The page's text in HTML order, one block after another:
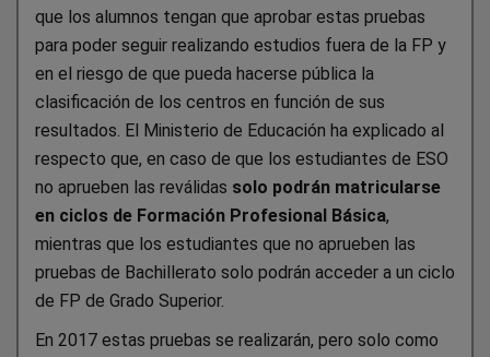
que los alumnos tengan que aprobar estas pruebas
para poder seguir realizando estudios fuera de la FP y
en el riesgo de que pueda hacerse pública la
clasificación de los centros en función de sus
resultados. El Ministerio de Educación ha explicado al
respecto que, en caso de que los estudiantes de ESO
no aprueben las reválidas solo podrán matricularse
en ciclos de Formación Profesional Básica,
mientras que los estudiantes que no aprueben las
pruebas de Bachillerato solo podrán acceder a un ciclo
de FP de Grado Superior.
En 2017 estas pruebas se realizarán, pero solo como